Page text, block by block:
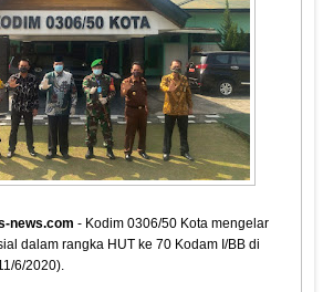
news.com - Kodim 0306/50 Kota mengelar
dalam rangka HUT ke 70 Kodam I/BB di
6/2020).